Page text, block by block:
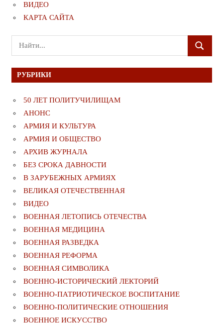
ВИДЕО
КАРТА САЙТА
Поиск
для:
ПОИСК
РУБРИКИ
50 ЛЕТ ПОЛИТУЧИЛИЩАМ
АНОНС
АРМИЯ И КУЛЬТУРА
АРМИЯ И ОБЩЕСТВО
АРХИВ ЖУРНАЛА
БЕЗ СРОКА ДАВНОСТИ
В ЗАРУБЕЖНЫХ АРМИЯХ
ВЕЛИКАЯ ОТЕЧЕСТВЕННАЯ
ВИДЕО
ВОЕННАЯ ЛЕТОПИСЬ ОТЕЧЕСТВА
ВОЕННАЯ МЕДИЦИНА
ВОЕННАЯ РАЗВЕДКА
ВОЕННАЯ РЕФОРМА
ВОЕННАЯ СИМВОЛИКА
ВОЕННО-ИСТОРИЧЕСКИЙ ЛЕКТОРИЙ
ВОЕННО-ПАТРИОТИЧЕСКОЕ ВОСПИТАНИЕ
ВОЕННО-ПОЛИТИЧЕСКИE ОТНОШЕНИЯ
ВОЕННОЕ ИСКУССТВО